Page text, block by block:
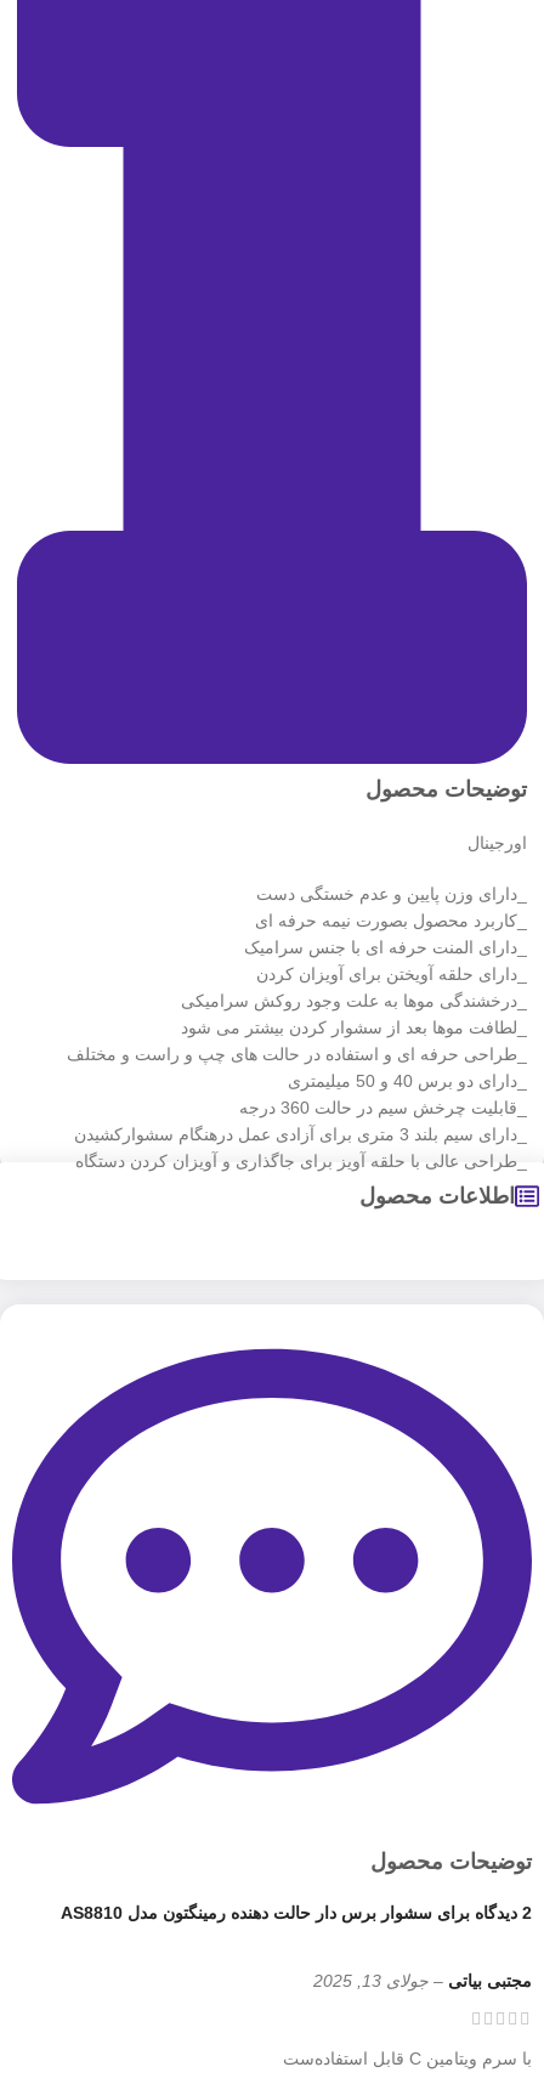
توضیحات محصول
اورجینال
_دارای وزن پایین و عدم خستگی دست
_کاربرد محصول بصورت نیمه حرفه ای
_دارای المنت حرفه ای با جنس سرامیک
_دارای حلقه آویختن برای آویزان کردن
_درخشندگی موها به علت وجود روکش سرامیکی
_لطافت موها بعد از سشوار کردن بیشتر می شود
_طراحی حرفه ای و استفاده در حالت های چپ و راست و مختلف
_دارای دو برس 40 و 50 میلیمتری
_قابلیت چرخش سیم در حالت 360 درجه
_دارای سیم بلند 3 متری برای آزادی عمل درهنگام سشوارکشیدن
_طراحی عالی با حلقه آویز برای جاگذاری و آویزان کردن دستگاه
اطلاعات محصول
توضیحات محصول
2 دیدگاه برای سشوار برس دار حالت دهنده رمینگتون مدل AS8810
مجتبی بیاتی – جولای 13, 2025
با سرم ویتامین C قابل استفاده‌ست